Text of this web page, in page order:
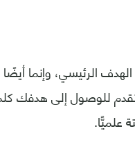
الرئيسي، وإنما
للوصول إلى هدفك
علميًّا.